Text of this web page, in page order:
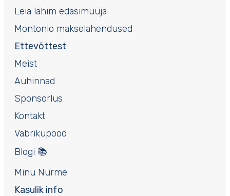
Kasulik info
Ettevõttest
Meist
Auhinnad
Sponsorlus
Kontakt
Vabrikupood
Blogi 📚
Minu Nurme
Leia lähim edasimüüja
Montonio makselahendused